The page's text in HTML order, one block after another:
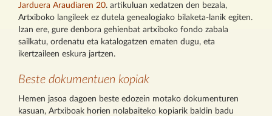
Jarduera Araudiaren 20. artikuluan xedatzen den bezala,
Artxiboko langileek ez dutela genealogiako bilaketa-lanik egiten.
Izan ere, gure denbora gehienbat artxiboko fondo zabala
sailkatu, ordenatu eta katalogatzen ematen dugu, eta
ikertzaileen eskura jartzen.
Beste dokumentuen kopiak
Hemen jasoa dagoen beste edozein motako dokumenturen
kasuan, Artxiboak horien nolabaiteko kopiarik baldin badu